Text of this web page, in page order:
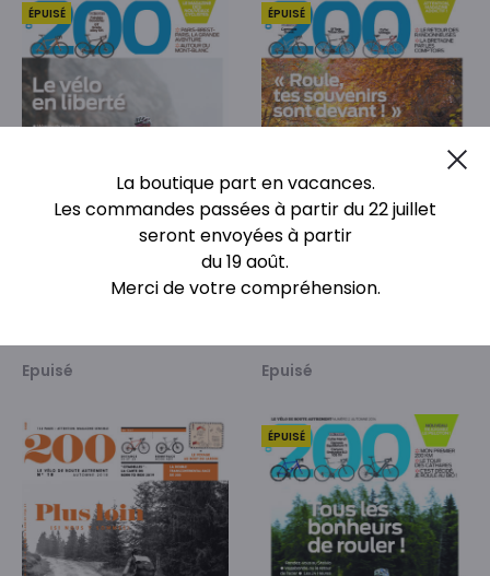
ÉPUISÉ
Epuisé
ÉPUISÉ
Epuisé
ÉPUISÉ
La boutique part en vacances.
Les commandes passées à partir du 22 juillet
seront envoyées à partir
du 19 août.
Merci de votre compréhension.